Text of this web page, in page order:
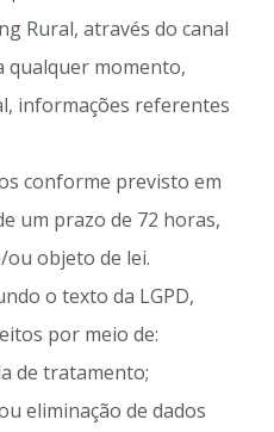
Rural, através do canal
qualquer momento,
informações referentes
conforme previsto em
um prazo de 72 horas,
ou objeto de lei.
o texto da LGPD,
por meio de:
de tratamento;
eliminação de dados